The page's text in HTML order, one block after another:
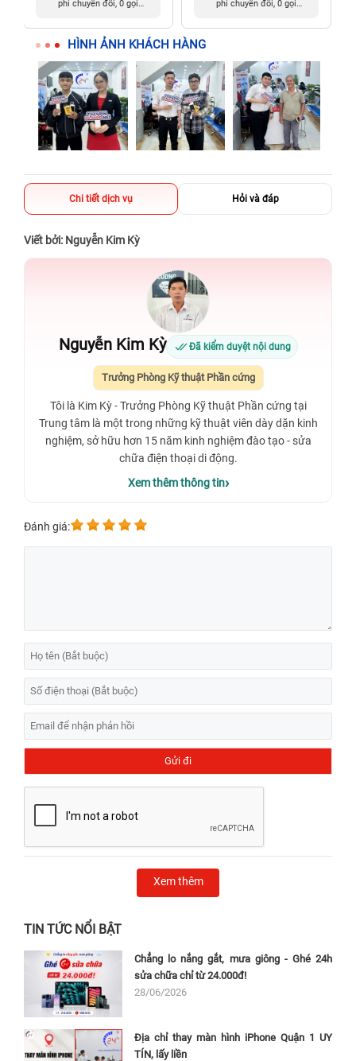
phí chuyển đổi, 0 gọi
phí chuyển đổi, 0 gọi
HÌNH ẢNH KHÁCH HÀNG
Chi tiết dịch vụ Hỏi và đáp
Viết bởi: Nguyễn Kim Kỳ
Nguyễn Kim Kỳ Đã kiểm duyệt nội dung
Trưởng Phòng Kỹ thuật Phần cứng
Tôi là Kim Kỳ - Trưởng Phòng Kỹ thuật Phần cứng tại
Trung tâm là một trong những kỹ thuật viên dày dặn kinh
nghiệm, sở hữu hơn 15 năm kinh nghiệm đào tạo - sửa
chữa điện thoại di động.
Xem thêm thông tin
Đánh giá:
Xem thêm
TIN TỨC NỔI BẬT
Chẳng lo nắng gắt, mưa giông - Ghé 24h
sửa chữa chỉ từ 24.000đ!
28/06/2026
Địa chỉ thay màn hình iPhone Quận 1 UY
TÍN, lấy liền